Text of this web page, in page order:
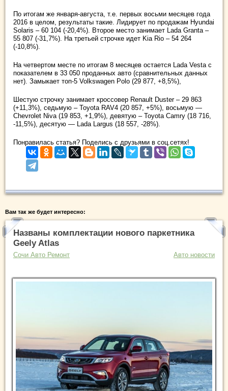
По итогам же января-августа, т.е. первых восьми месяцев года
2016 в целом, результаты такие. Лидирует по продажам Hyundai
Solaris – 60 104 (-20,4%). Второе место занимает Lada Granta –
55 807 (-31,7%). На третьей строчке идет Kia Rio – 54 264
(-10,8%).
На четвертом месте по итогам 8 месяцев остается Lada Vesta с
показателем в 33 050 проданных авто (сравнительных данных
нет). Замыкает топ-5 Volkswagen Polo (29 877, +8,5%),
Шестую строчку занимает кроссовер Renault Duster – 29 863
(+11,3%), седьмую – Toyota RAV4 (20 857, +5%), восьмую —
Chevrolet Niva (19 853, +1,9%), девятую – Toyota Camry (18 716,
-11,5%), десятую — Lada Largus (18 557, -28%).
Понравилась статья? Поделись с друзьями в соц.сетях!
Вам так же будет интересно:
Названы комплектации нового паркетника
Geely Atlas
Сочи Авто Ремонт Авто новости